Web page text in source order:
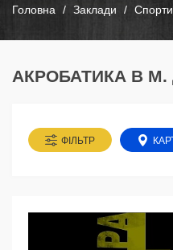
Головна Заклади
АКРОБАТИКА В М.
ФІЛЬТР